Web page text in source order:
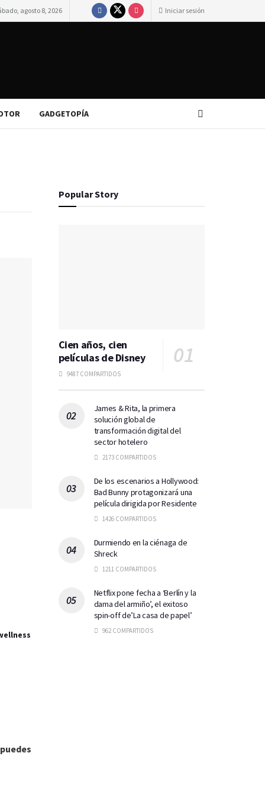
agosto 8, 2026 Iniciar sesión
GADGETOPÍA
Popular Story
Cien años, cien
películas de Disney
9487 COMPARTIDOS
James & Rita, la primera
solución global de
transformación digital del
sector hotelero
2173 COMPARTIDOS
De los escenarios a Hollywood:
Bad Bunny protagonizará una
película dirigida por Residente
1426 COMPARTIDOS
Durmiendo en la ciénaga de
Shreck
1211 COMPARTIDOS
Netflix pone fecha a ‘Berlín y la
dama del armiño’, el exitoso
spin-off de’La casa de papel’
962 COMPARTIDOS